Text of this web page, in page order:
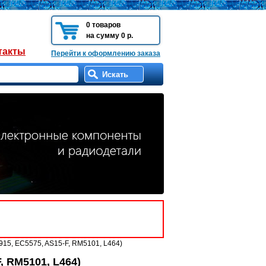
0 товаров
на сумму 0 р.
Перейти к оформлению заказа
EC5575, AS15-F, RM5101, L464)
RM5101, L464)